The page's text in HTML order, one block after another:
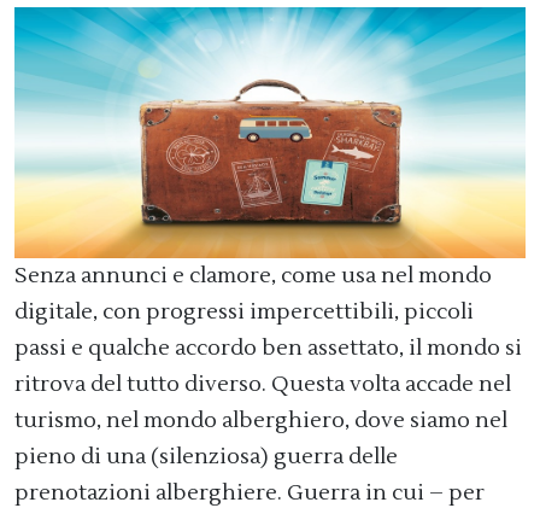
Senza annunci e clamore, come usa nel mondo
digitale, con progressi impercettibili, piccoli
passi e qualche accordo ben assettato, il mondo si
ritrova del tutto diverso. Questa volta accade nel
turismo, nel mondo alberghiero, dove siamo nel
pieno di una (silenziosa) guerra delle
prenotazioni alberghiere. Guerra in cui – per